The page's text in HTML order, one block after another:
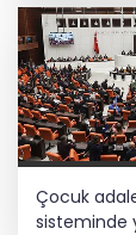
Çocuk
sisteminde